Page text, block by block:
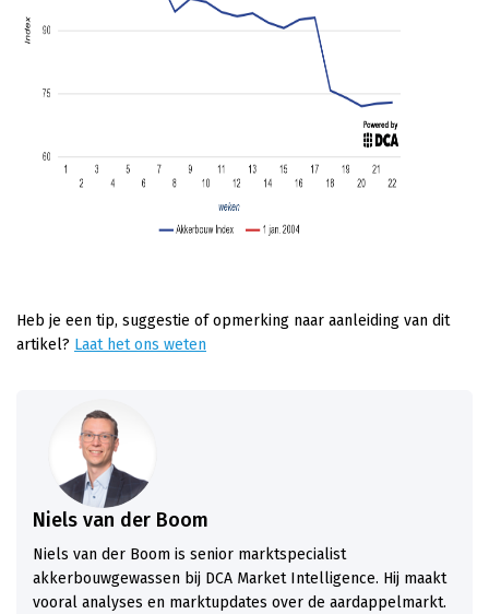
Heb je een tip, suggestie of opmerking naar aanleiding van dit
artikel? Laat het ons weten
Niels van der Boom
Niels van der Boom is senior marktspecialist
akkerbouwgewassen bij DCA Market Intelligence. Hij maakt
vooral analyses en marktupdates over de aardappelmarkt.